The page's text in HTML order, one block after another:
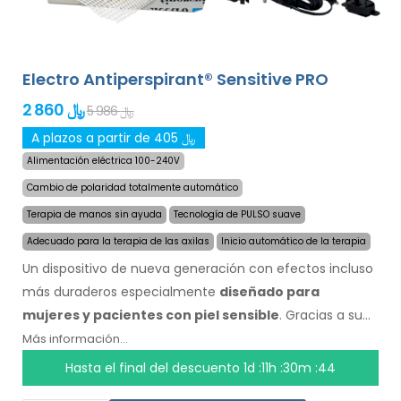
Electro Antiperspirant® Sensitive PRO
2 860 ﷼
5 986 ﷼
A plazos a partir de 405 ﷼
Alimentación eléctrica 100-240V
Cambio de polaridad totalmente automático
Terapia de manos sin ayuda
Tecnología de PULSO suave
Adecuado para la terapia de las axilas
Inicio automático de la terapia
Un dispositivo de nueva generación con efectos incluso
más duraderos especialmente diseñado para
mujeres y pacientes con piel sensible. Gracias a su
nueva y revolucionaria tecnogología, puede detener la
sudoración de forma rápida y por un largo tiempo.
Especialmente diseñado para el tratamiento de los pies,
Más información...
Hasta el final del descuento1d :11h :30m :43